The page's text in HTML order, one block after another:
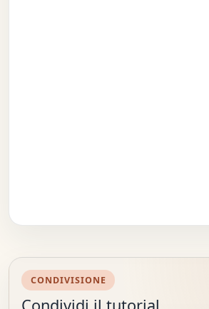
CONDIVISIONE